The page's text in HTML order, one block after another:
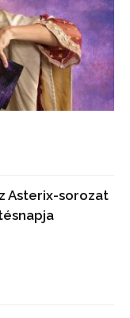
Asterix-sorozat